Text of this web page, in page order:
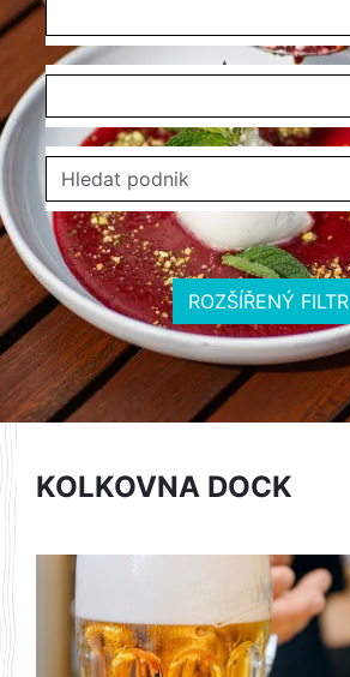
ROZŠÍŘENÝ FILTR
KOLKOVNA DOCK